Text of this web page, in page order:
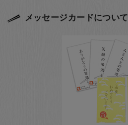
メッセージカードについて